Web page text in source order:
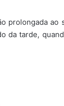
prolongada
da tarde,